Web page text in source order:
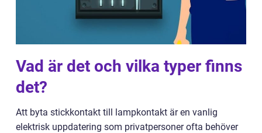
Vad är det och vilka typer finns
det?
Att byta stickkontakt till lampkontakt är en vanlig
elektrisk uppdatering som privatpersoner ofta behöver